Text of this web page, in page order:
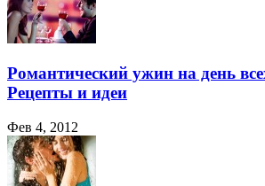
Романтический ужин на день
Рецепты и идеи
Фев 4, 2012